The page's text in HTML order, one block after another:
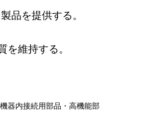
品を提供する。
を維持する。
器内接続用部品・高機能部